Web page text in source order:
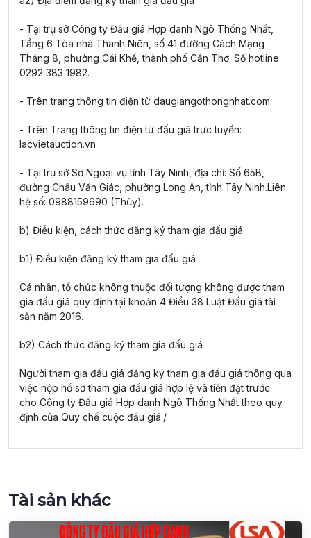
- Tại trụ sở Công ty Đấu giá Hợp danh Ngô Thống Nhất,
Tầng 6 Tòa nhà Thanh Niên, số 41 đường Cách Mạng
Tháng 8, phường Cái Khế, thành phố Cần Thơ. Số hotline:
0292 383 1982.
- Trên trang thông tin điện tử daugiangothongnhat.com
- Trên Trang thông tin điện tử đấu giá trực tuyến:
lacvietauction.vn
- Tại trụ sở Sở Ngoại vụ tỉnh Tây Ninh, địa chỉ: Số 65B,
đường Châu Văn Giác, phường Long An, tỉnh Tây Ninh.Liên
hệ số: 0988159690 (Thủy).
b) Điều kiện, cách thức đăng ký tham gia đấu giá
b1) Điều kiện đăng ký tham gia đấu giá
Cá nhân, tổ chức không thuộc đối tượng không được tham
gia đấu giá quy định tại khoản 4 Điều 38 Luật Đấu giá tài
sản năm 2016.
b2) Cách thức đăng ký tham gia đấu giá
Người tham gia đấu giá đăng ký tham gia đấu giá thông qua
việc nộp hồ sơ tham gia đấu giá hợp lệ và tiền đặt trước
cho Công ty Đấu giá Hợp danh Ngô Thống Nhất theo quy
định của Quy chế cuộc đấu giá./.
Tài sản khác